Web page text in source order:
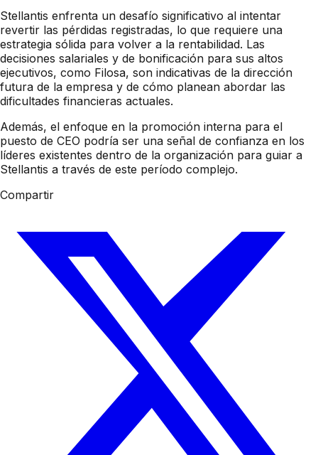
Stellantis enfrenta un desafío significativo al intentar
revertir las pérdidas registradas, lo que requiere una
estrategia sólida para volver a la rentabilidad. Las
decisiones salariales y de bonificación para sus altos
ejecutivos, como Filosa, son indicativas de la dirección
futura de la empresa y de cómo planean abordar las
dificultades financieras actuales.
Además, el enfoque en la promoción interna para el
puesto de CEO podría ser una señal de confianza en los
líderes existentes dentro de la organización para guiar a
Stellantis a través de este período complejo.
Compartir